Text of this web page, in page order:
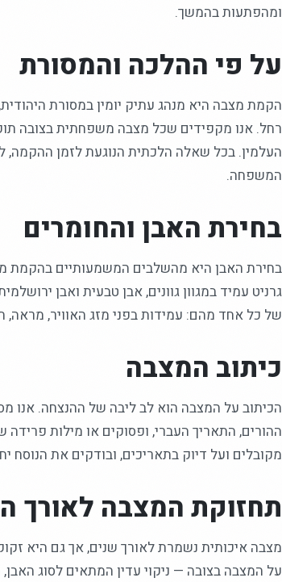
ומהפתעות בהמשך.
על פי ההלכה והמסורת
הקמת מצבה היא מנהג עתיק יומין במסורת
רחל. אנו מקפידים שכל מצבה משפחתית בצובה
העלמין. בכל שאלה הלכתית הנוגעת לזמן ההקמה,
המשפחה.
בחירת האבן והחומרים
בחירת האבן היא מהשלבים המשמעותיים בהקמת
גרניט עמיד במגוון גוונים, אבן טבעית ואבן
של כל אחד מהם: עמידות בפני מזג האוויר, מראה,
כיתוב המצבה
הכיתוב על המצבה הוא לב ליבה של ההנצחה. אנו
ההורים, התאריך העברי, ופסוקים או מילות
מקובלים ועל דיוק בתאריכים, ובודקים את הנוסח
תחזוקת המצבה לאורך
מצבה איכותית נשמרת לאורך שנים, אך גם היא
על המצבה בצובה — ניקוי עדין המתאים לסוג